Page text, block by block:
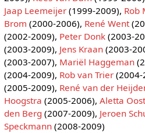
Jaap Leemeijer(1999-2009), Rob
Brom (2000-2006), René Went
(2002-2009), Peter Donk(2003-
(2003-2009), Jens Kraan(2003-
(2003-2007), Mariël Haggeman
(2004-2009), Rob van Trier(2004-
(2005-2009), René van der
Hoogstra (2005-2006), Aletta
den Berg (2007-2009), Jeroen
Speckmann(2008-2009)